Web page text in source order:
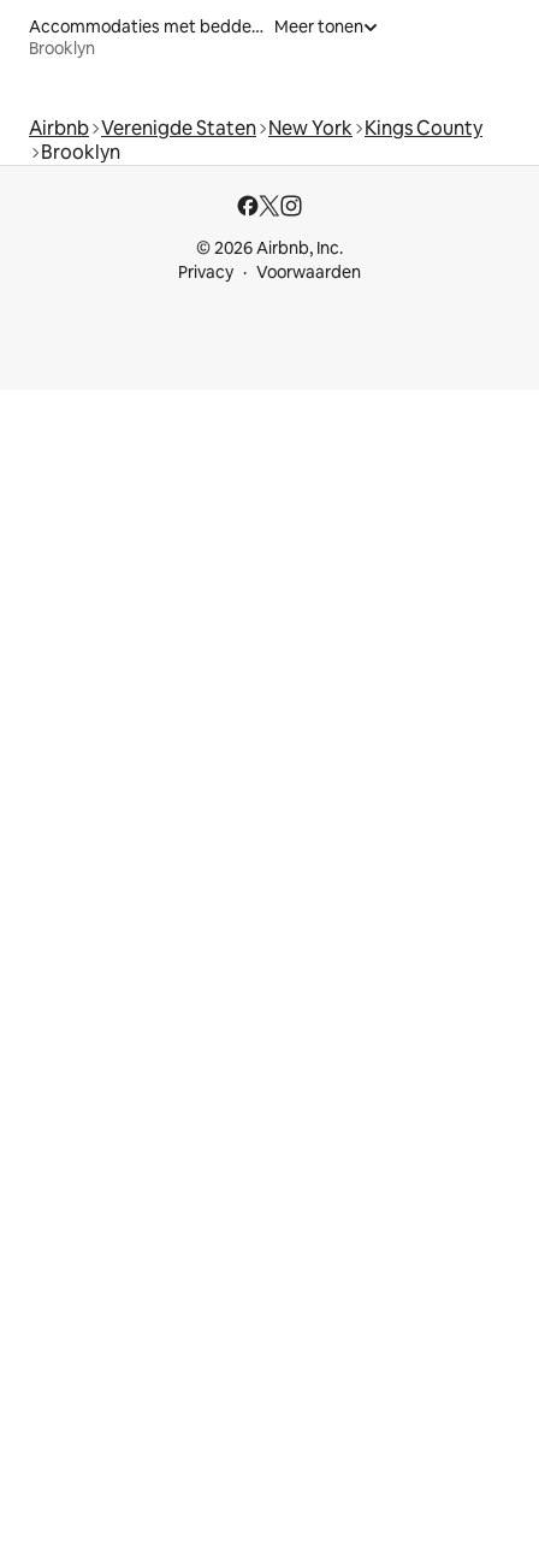
Accommodaties met bedden op toegankelijke hoogte
Brooklyn
Meer tonen
Airbnb Verenigde Staten New York Kings County
Brooklyn
© 2026 Airbnb, Inc.
Privacy
Voorwaarden